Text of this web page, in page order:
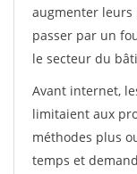
augmenter
passer par un
le secteur du
Avant internet,
limitaient aux
méthodes plus
temps et